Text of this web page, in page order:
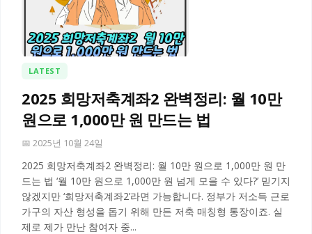
LATEST
2025 희망저축계좌2 완벽정리: 월 10만
원으로 1,000만 원 만드는 법
📅 2025년 10월 24일
2025 희망저축계좌2 완벽정리: 월 10만 원으로 1,000만 원 만
드는 법 ‘월 10만 원으로 1,000만 원 넘게 모을 수 있다?’ 믿기지
않겠지만 ‘희망저축계좌2’라면 가능합니다. 정부가 저소득 근로
가구의 자산 형성을 돕기 위해 만든 저축 매칭형 통장이죠. 실
제로 제가 만난 참여자 중...